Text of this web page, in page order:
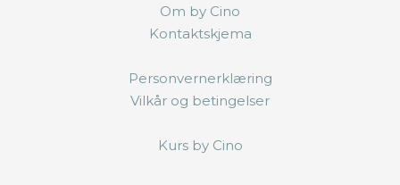
Om by Cino
Kontaktskjema
Personvernerklæring
Vilkår og betingelser
Kurs by Cino